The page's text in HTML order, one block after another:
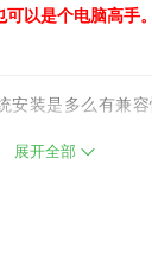
以是个电脑高手。
安装是多么有兼
的技术，让玩家放
展开全部